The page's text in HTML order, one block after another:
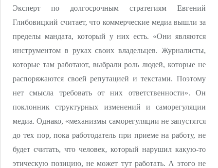
Эксперт по долгосрочным стратегиям Евгений
Глибовицкий считает, что коммерческие медиа вышли за
пределы мандата, который у них есть. «Они являются
инструментом в руках своих владельцев. Журналисты,
которые там работают, выбрали роль людей, которые не
распоряжаются своей репутацией и текстами. Поэтому
нет смысла требовать от них ответственности». Он
поклонник структурных изменений и саморегуляции
медиа. Однако, «механизмы саморегуляции не запустятся
до тех пор, пока работодатель при приеме на работу, не
будет считать, что человек, который нарушил какую-то
этическую позицию, не может тут работать. А этого не